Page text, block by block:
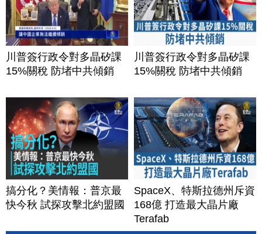
川普簽行政令對多晶矽課
15%關稅 防堵中共傾銷
川普簽行政令對多晶矽課
15%關稅 防堵中共傾銷
搞分化？美情報：普京最
快今秋 試探攻擊北約盟國
SpaceX、特斯拉德州斥資
168億 打造最大晶片廠
Terafab